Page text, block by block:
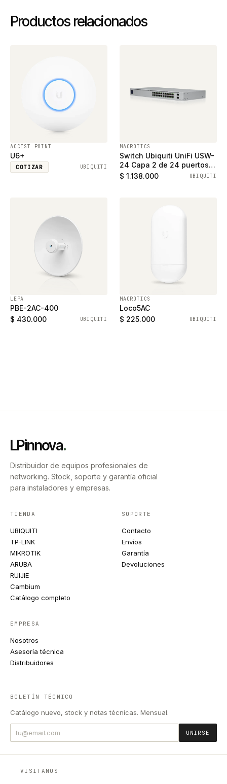
Productos relacionados
ACCEST POINT
U6+
COTIZAR UBIQUITI
MACROTICS
Switch Ubiquiti UniFi USW-
24 Capa 2 de 24 puertos
ethernet gigabit y 2
$ 1.138.000 UBIQUITI
LEPA
PBE-2AC-400
$ 430.000
UBIQUITI
MACROTICS
Loco5AC
$ 225.000
UBIQUITI
LPinnova.
Distribuidor de equipos profesionales de
networking. Stock, soporte y garantía oficial
para instaladores y empresas.
TIENDA
UBIQUITI
TP-LINK
MIKROTIK
ARUBA
RUIJIE
Cambium
Catálogo completo
SOPORTE
Contacto
Envíos
Garantía
Devoluciones
EMPRESA
Nosotros
Asesoría técnica
Distribuidores
BOLETÍN TÉCNICO
Catálogo nuevo, stock y notas técnicas. Mensual.
UNIRSE
VISITANOS